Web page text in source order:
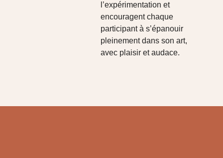
l’expérimentation et
encouragent chaque
participant à s’épanouir
pleinement dans son art,
avec plaisir et audace.